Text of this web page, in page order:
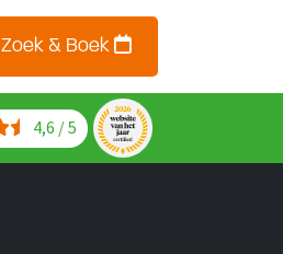
Zoek & Boek
4,6 / 5